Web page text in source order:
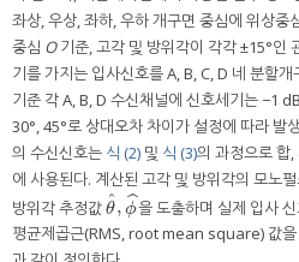
좌상, 우상, 좌하, 우하 개구면 중심에 위상중
중심 O기준, 고각 및 방위각이 각각 ±15°인
기를 가지는 입사신호를 A, B, C, D 네 분할
기준 각 A, B, D 수신채널에 신호세기는 −1
30°, 45°로 상대오차 차이가 설정에 따라 발
의 수신신호는 식 (2) 및 식 (3)의 과정으로 합
에 사용된다. 계산된 고각 및 방위각의 모노
방위각 추정값 θ
ˆ,ϕ
ˆ
θ^,ϕ^을 도출하며 실제 입사
평균제곱근(RMS, root mean square) 값을